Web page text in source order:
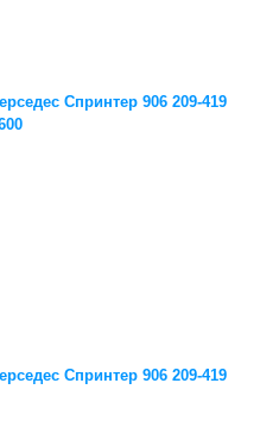
Спринтер 906 209-419
Спринтер 906 209-419